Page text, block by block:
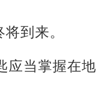
到来。
应当掌握在地